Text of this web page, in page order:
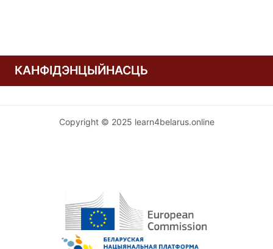
КАНФІДЭНЦЫЙНАСЦЬ
Copyright © 2025 learn4belarus.online